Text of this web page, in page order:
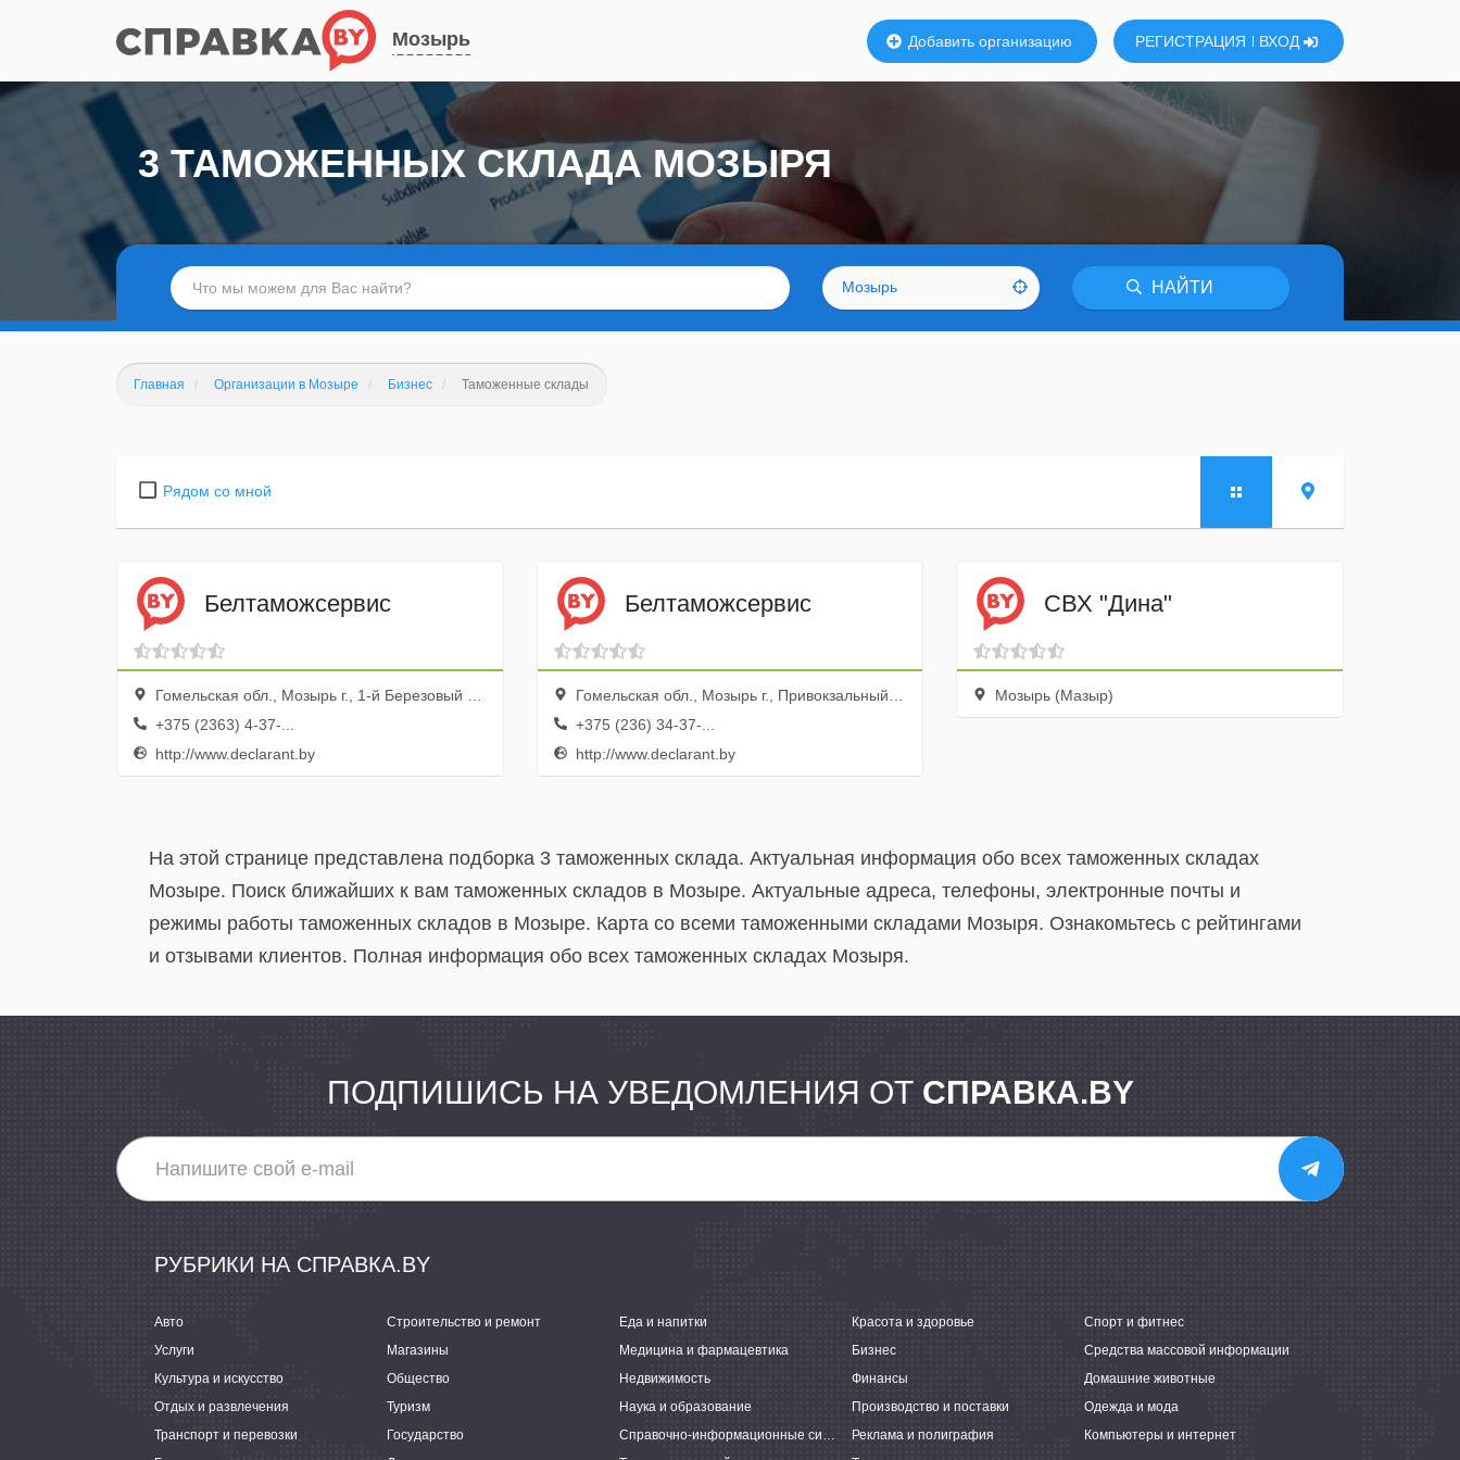
Мозырь Добавить организацию РЕГИСТРАЦИЯ ВХОД
Мозырь НАЙТИ
3 ТАМОЖЕННЫХ СКЛАДА МОЗЫРЯ
Главная Организации в Мозыре Бизнес Таможенные склады
Рядом со мной
Белтаможсервис
Гомельская обл., Мозырь г., 1-й Березовый пер., 3
+375 (2363) 4-37-...
http://www.declarant.by
Белтаможсервис
Гомельская обл., Мозырь г., Привокзальный пер., 3а
+375 (236) 34-37-...
http://www.declarant.by
СВХ "Дина"
Мозырь (Мазыр)
На этой странице представлена подборка 3 таможенных склада. Актуальная информация обо всех таможенных складах
Мозыре. Поиск ближайших к вам таможенных складов в Мозыре. Актуальные адреса, телефоны, электронные почты и
режимы работы таможенных складов в Мозыре. Карта со всеми таможенными складами Мозыря. Ознакомьтесь с рейтингами
и отзывами клиентов. Полная информация обо всех таможенных складах Мозыря.
ПОДПИШИСЬ НА УВЕДОМЛЕНИЯ ОТ СПРАВКА.BY
РУБРИКИ НА СПРАВКА.BY
Авто Строительство и ремонт Еда и напитки Красота и здоровье
Спорт и фитнес
Услуги
Магазины Медицина и фармацевтика Бизнес
Средства массовой информации
Культура и искусство
Общество Недвижимость Финансы
Домашние животные
Отдых и развлечения
Туризм Наука и образование Производство и поставки
Одежда и мода
Транспорт и перевозки
Государство Справочно-информационные системы Реклама и полиграфия
Компьютеры и интернет